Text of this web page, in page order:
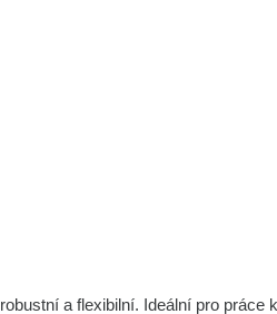
a flexibilní. Ideální pro práce